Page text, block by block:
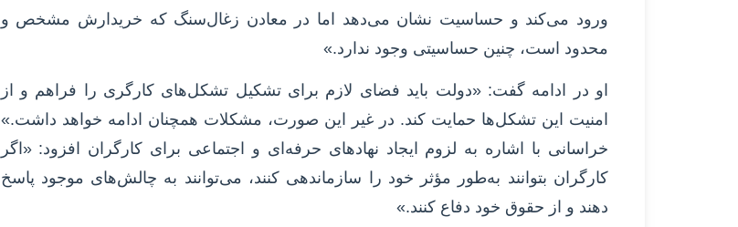
ورود می‌کند و حساسیت نشان می‌دهد اما در معادن زغال‌سنگ که خریدارش مشخص و
محدود است، چنین حساسیتی وجود ندارد.»
او در ادامه گفت: «دولت باید فضای لازم برای تشکیل تشکل‌های کارگری را فراهم و از
امنیت این تشکل‌ها حمایت کند. در غیر این صورت، مشکلات همچنان ادامه خواهد داشت.»
خراسانی با اشاره به لزوم ایجاد نهادهای حرفه‌ای و اجتماعی برای کارگران افزود: «اگر
کارگران بتوانند به‌طور مؤثر خود را سازماندهی کنند، می‌توانند به چالش‌های موجود پاسخ
دهند و از حقوق خود دفاع کنند.»